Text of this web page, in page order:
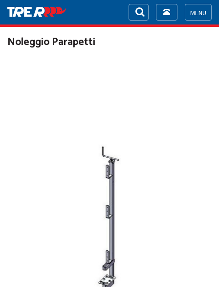
Toggle
Toggle
navigation
Noleggio Parapetti